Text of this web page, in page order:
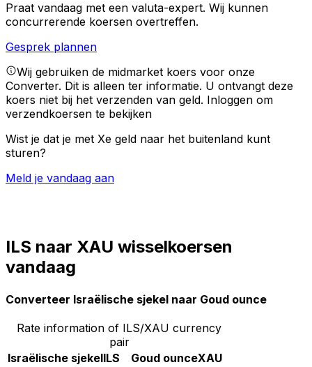
Praat vandaag met een valuta-expert. Wij kunnen
concurrerende koersen overtreffen.
Gesprek plannen
Wij gebruiken de midmarket koers voor onze
Converter. Dit is alleen ter informatie. U ontvangt deze
koers niet bij het verzenden van geld. Inloggen om
verzendkoersen te bekijken
Wist je dat je met Xe geld naar het buitenland kunt
sturen?
Meld je vandaag aan
ILS naar XAU wisselkoersen
vandaag
Converteer Israëlische sjekel naar Goud ounce
Rate information of ILS/XAU currency
pair
Israëlische sjekelILS Goud ounceXAU